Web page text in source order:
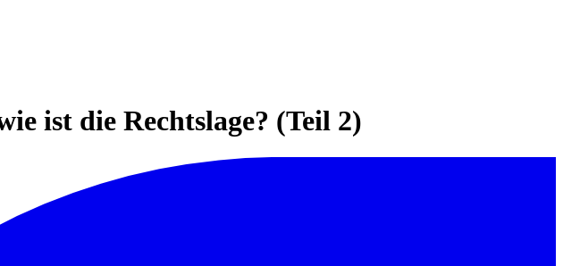
ist die Rechtslage? (Teil 2)